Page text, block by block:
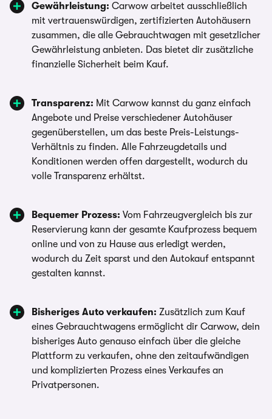
Gewährleistung: Carwow arbeitet ausschließlich
mit vertrauenswürdigen, zertifizierten Autohäusern
zusammen, die alle Gebrauchtwagen mit gesetzlicher
Gewährleistung anbieten. Das bietet dir zusätzliche
finanzielle Sicherheit beim Kauf.
Transparenz: Mit Carwow kannst du ganz einfach
Angebote und Preise verschiedener Autohäuser
gegenüberstellen, um das beste Preis-Leistungs-
Verhältnis zu finden. Alle Fahrzeugdetails und
Konditionen werden offen dargestellt, wodurch du
volle Transparenz erhältst.
Bequemer Prozess: Vom Fahrzeugvergleich bis zur
Reservierung kann der gesamte Kaufprozess bequem
online und von zu Hause aus erledigt werden,
wodurch du Zeit sparst und den Autokauf entspannt
gestalten kannst.
Bisheriges Auto verkaufen: Zusätzlich zum Kauf
eines Gebrauchtwagens ermöglicht dir Carwow, dein
bisheriges Auto genauso einfach über die gleiche
Plattform zu verkaufen, ohne den zeitaufwändigen
und komplizierten Prozess eines Verkaufes an
Privatpersonen.